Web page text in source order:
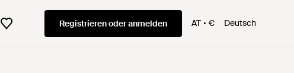
Registrieren oder anmelden AT € Deutsch